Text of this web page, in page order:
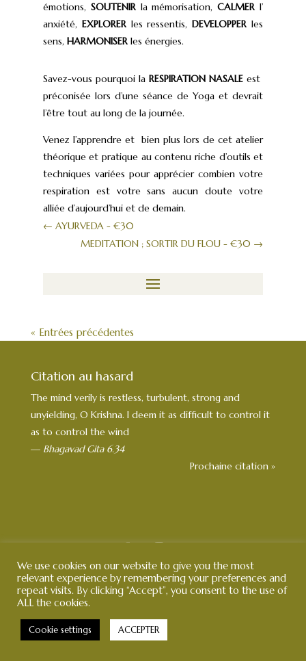
émotions, SOUTENIRla mémorisation,CALMER l’
anxiété, EXPLORERles ressentis,DEVELOPPER les
sens, HARMONISERles énergies.
Savez-vous pourquoi laRESPIRATION NASALE est
préconisée lors d’une séance de Yoga et devrait
l’être tout au long de la journée.
Venez l’apprendre et bien plus lors de cet atelier
théorique et pratique au contenu riche d’outils et
techniques variées pour apprécier combien votre
respiration est votre sans aucun doute votre
alliée d’aujourd’hui et de demain.
← AYURVEDA - €30
MEDITATION ; SORTIR DU FLOU - €30 →
« Entrées précédentes
Citation au hasard
The mind verily is restless, turbulent, strong and
unyielding, O Krishna. I deem it as difficult to control it
as to control the wind
— Bhagavad Gita 6.34
Prochaine citation »
YOGA deux MONDES® 2020 | Marque et Modèles
déposés |Mentions Légales - CGV|Politique de
L’abus d’alcool est dangereux pour la santé | Drink with
moderation
We use cookies on our website to give you the most
relevant experience by remembering your preferences and
repeat visits. By clicking “Accept”, you consent to the use of
ALL the cookies.
Cookie settings ACCEPTER